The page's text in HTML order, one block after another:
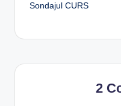
navigation
Sondajul CURS
2